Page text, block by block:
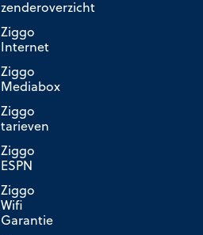
zenderoverzicht
Ziggo
Internet
Ziggo
Mediabox
Ziggo
tarieven
Ziggo
ESPN
Ziggo
Wifi
Garantie